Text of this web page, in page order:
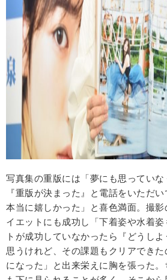
写真集の重版には「夢にも思ってい
『重版が決まった』と電話をいただい
本当に嬉しかった」と喜色満面。撮
イエットにも成功し「下着姿や水着
トが成功していなかったら『どうし
思うけれど、その課題もクリアでき
になった」と出来栄えに胸を張った